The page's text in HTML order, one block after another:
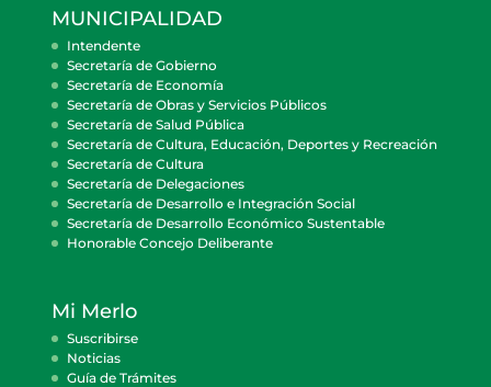
MUNICIPALIDAD
Intendente
Secretaría de Gobierno
Secretaría de Economía
Secretaría de Obras y Servicios Públicos
Secretaría de Salud Pública
Secretaría de Cultura, Educación, Deportes y Recreación
Secretaría de Cultura
Secretaría de Delegaciones
Secretaría de Desarrollo e Integración Social
Secretaría de Desarrollo Económico Sustentable
Honorable Concejo Deliberante
Mi Merlo
Suscribirse
Noticias
Guía de Trámites